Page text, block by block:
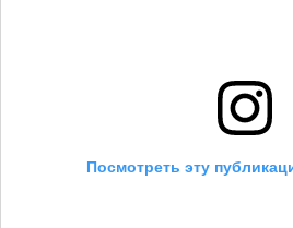
Посмотреть эту